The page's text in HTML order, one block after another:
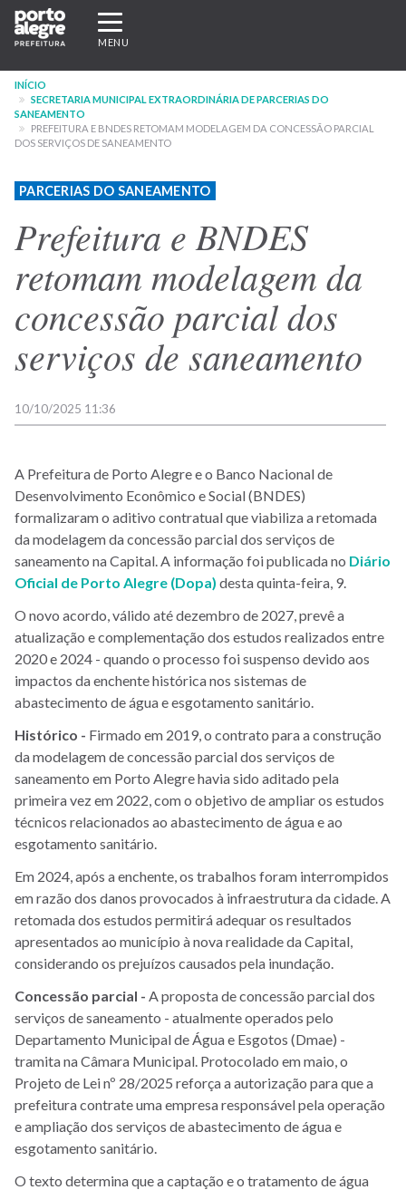
Pular
para
conteúdo
principal
Expandir/recolher
navegação
MENU
INÍCIO
SECRETARIA MUNICIPAL EXTRAORDINÁRIA DE PARCERIAS DO
SANEAMENTO
PREFEITURA E BNDES RETOMAM MODELAGEM DA CONCESSÃO PARCIAL
DOS SERVIÇOS DE SANEAMENTO
PARCERIAS DO SANEAMENTO
Prefeitura e BNDES
retomam modelagem da
concessão parcial dos
serviços de saneamento
10/10/2025 11:36
A Prefeitura de Porto Alegre e o Banco Nacional de
Desenvolvimento Econômico e Social (BNDES)
formalizaram o aditivo contratual que viabiliza a retomada
da modelagem da concessão parcial dos serviços de
saneamento na Capital. A informação foi publicada no Diário
Oficial de Porto Alegre (Dopa) desta quinta-feira, 9.
O novo acordo, válido até dezembro de 2027, prevê a
atualização e complementação dos estudos realizados entre
2020 e 2024 - quando o processo foi suspenso devido aos
impactos da enchente histórica nos sistemas de
abastecimento de água e esgotamento sanitário.
Histórico - Firmado em 2019, o contrato para a construção
da modelagem de concessão parcial dos serviços de
saneamento em Porto Alegre havia sido aditado pela
primeira vez em 2022, com o objetivo de ampliar os estudos
técnicos relacionados ao abastecimento de água e ao
esgotamento sanitário.
Em 2024, após a enchente, os trabalhos foram interrompidos
em razão dos danos provocados à infraestrutura da cidade. A
retomada dos estudos permitirá adequar os resultados
apresentados ao município à nova realidade da Capital,
considerando os prejuízos causados pela inundação.
Concessão parcial - A proposta de concessão parcial dos
serviços de saneamento - atualmente operados pelo
Departamento Municipal de Água e Esgotos (Dmae) -
tramita na Câmara Municipal. Protocolado em maio, o
Projeto de Lei nº 28/2025 reforça a autorização para que a
prefeitura contrate uma empresa responsável pela operação
e ampliação dos serviços de abastecimento de água e
esgotamento sanitário.
O texto determina que a captação e o tratamento de água